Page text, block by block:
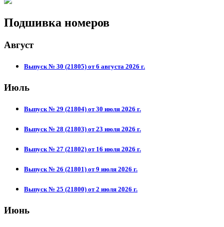
Подшивка номеров
Август
Выпуск № 30 (21805) от 6 августа 2026 г.
Июль
Выпуск № 29 (21804) от 30 июля 2026 г.
Выпуск № 28 (21803) от 23 июля 2026 г.
Выпуск № 27 (21802) от 16 июля 2026 г.
Выпуск № 26 (21801) от 9 июля 2026 г.
Выпуск № 25 (21800) от 2 июля 2026 г.
Июнь